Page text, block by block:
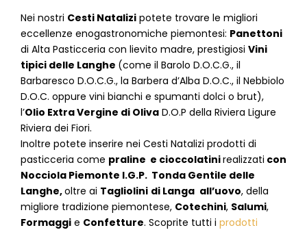
Nei nostri Cesti Natalizi potete trovare le migliori
eccellenze enogastronomiche piemontesi: Panettoni
di Alta Pasticceria con lievito madre, prestigiosi Vini
tipici delle Langhe (come il Barolo D.O.C.G., il
Barbaresco D.O.C.G., la Barbera d’Alba D.O.C., il Nebbiolo
D.O.C. oppure vini bianchi e spumanti dolci o brut),
l’Olio Extra Vergine di Oliva D.O.P della Riviera Ligure
Riviera dei Fiori.
Inoltre potete inserire nei Cesti Natalizi prodotti di
pasticceria come praline e cioccolatinirealizzati con
Nocciola Piemonte I.G.P. Tonda Gentile delle
Langhe,oltre ai Tagliolini di Langa all’uovo, della
migliore tradizione piemontese, Cotechini, Salumi,
Formaggi e Confetture. Scoprite tutti i prodotti